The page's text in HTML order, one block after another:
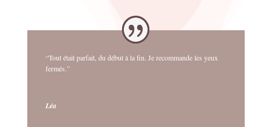
“Tout était parfait, du début à la fin. Je recommande les yeux
fermés.”
Léa